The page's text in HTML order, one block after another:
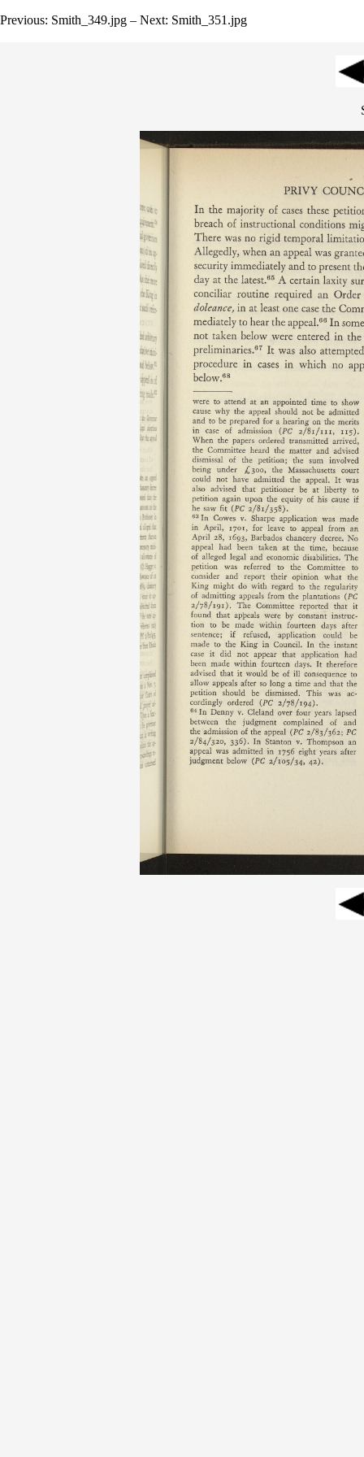
Previous: Smith_349.jpg – Next: Smith_351.jpg